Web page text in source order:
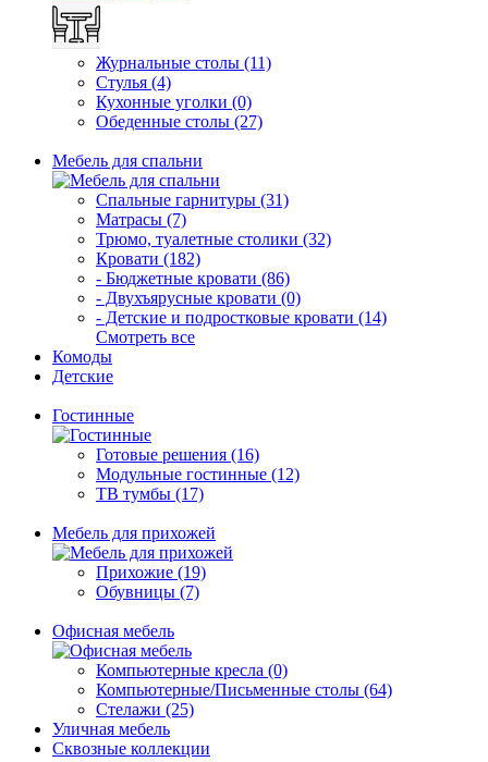
Журнальные столы (11)
Стулья (4)
Кухонные уголки (0)
Обеденные столы (27)
Мебель для спальни
Спальные гарнитуры (31)
Матрасы (7)
Трюмо, туалетные столики (32)
Кровати (182)
- Бюджетные кровати (86)
- Двухъярусные кровати (0)
- Детские и подростковые кровати (14)
Смотреть все
Комоды
Детские
Гостинные
Готовые решения (16)
Модульные гостинные (12)
ТВ тумбы (17)
Мебель для прихожей
Прихожие (19)
Обувницы (7)
Офисная мебель
Компьютерные кресла (0)
Компьютерные/Письменные столы (64)
Стелажи (25)
Уличная мебель
Сквозные коллекции